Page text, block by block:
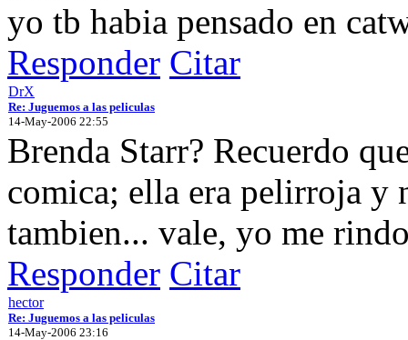
yo tb habia pensado en
Responder Citar
DrX
Re: Juguemos a las peliculas
14-May-2006 22:55
Brenda Starr? Recuerdo
comica; ella era pelirroja y
tambien... vale, yo me
Responder Citar
hector
Re: Juguemos a las peliculas
14-May-2006 23:16